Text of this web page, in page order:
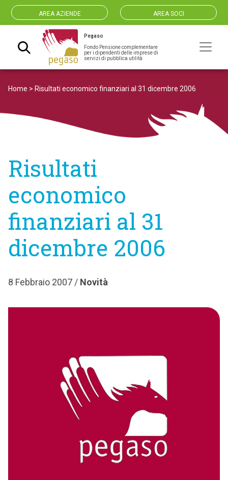
AREA AZIENDE AREA SOCI
Navigazione principale
Pegaso
Fondo Pensione complementare
per i dipendenti delle imprese di
servizi di pubblica utilità
Home > Risultati economico finanziari al 31 dicembre 2006
Risultati
economico
finanziari al 31
dicembre 2006
8 Febbraio 2007 / Novità